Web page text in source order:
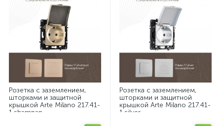
Розетка с заземлением,
шторками и защитной
крышкой Arte Milano 217.41-
1.shampan
Розетка с заземлением,
шторками и защитной
крышкой Arte Milano 217.41-
1.silver